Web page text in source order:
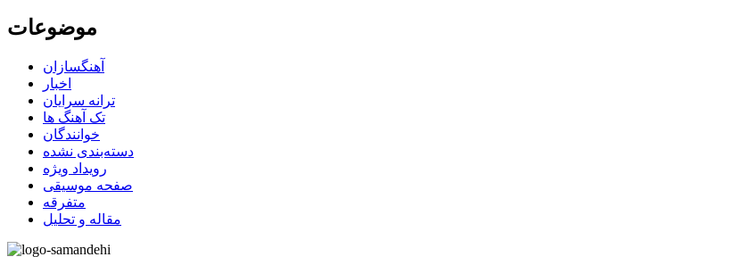
موضوعات
آهنگسازان
اخبار
ترانه سرایان
تک آهنگ ها
خوانندگان
دسته‌بندی نشده
رویداد ویژه
صفحه موسیقی
متفرقه
مقاله و تحلیل